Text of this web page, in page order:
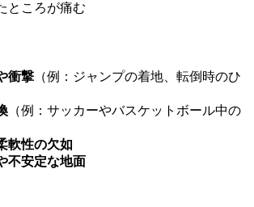
ところが痛む
衝撃 （例：ジャンプの着地、転倒時のひ
（例：サッカーやバスケットボール中の
軟性の欠如
不安定な地面